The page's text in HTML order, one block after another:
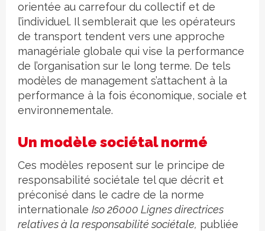
orientée au carrefour du collectif et de
l’individuel. Il semblerait que les opérateurs
de transport tendent vers une approche
managériale globale qui vise la performance
de l’organisation sur le long terme. De tels
modèles de management s’attachent à la
performance à la fois économique, sociale et
environnementale.
Un modèle sociétal normé
Ces modèles reposent sur le principe de
responsabilité sociétale tel que décrit et
préconisé dans le cadre de la norme
internationale Iso 26000 Lignes directrices
relatives à la responsabilité sociétale, publiée